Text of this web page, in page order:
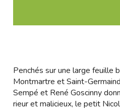
Penchés sur une large feuille
Montmartre et Saint-
Sempé et René Goscinny
rieur et malicieux, le petit